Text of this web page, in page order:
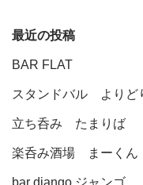
最近の投稿
BAR FLAT
スタンドバル よりど
立ち呑み たまりば
楽呑み酒場 まーくん
bar django ジャンゴ